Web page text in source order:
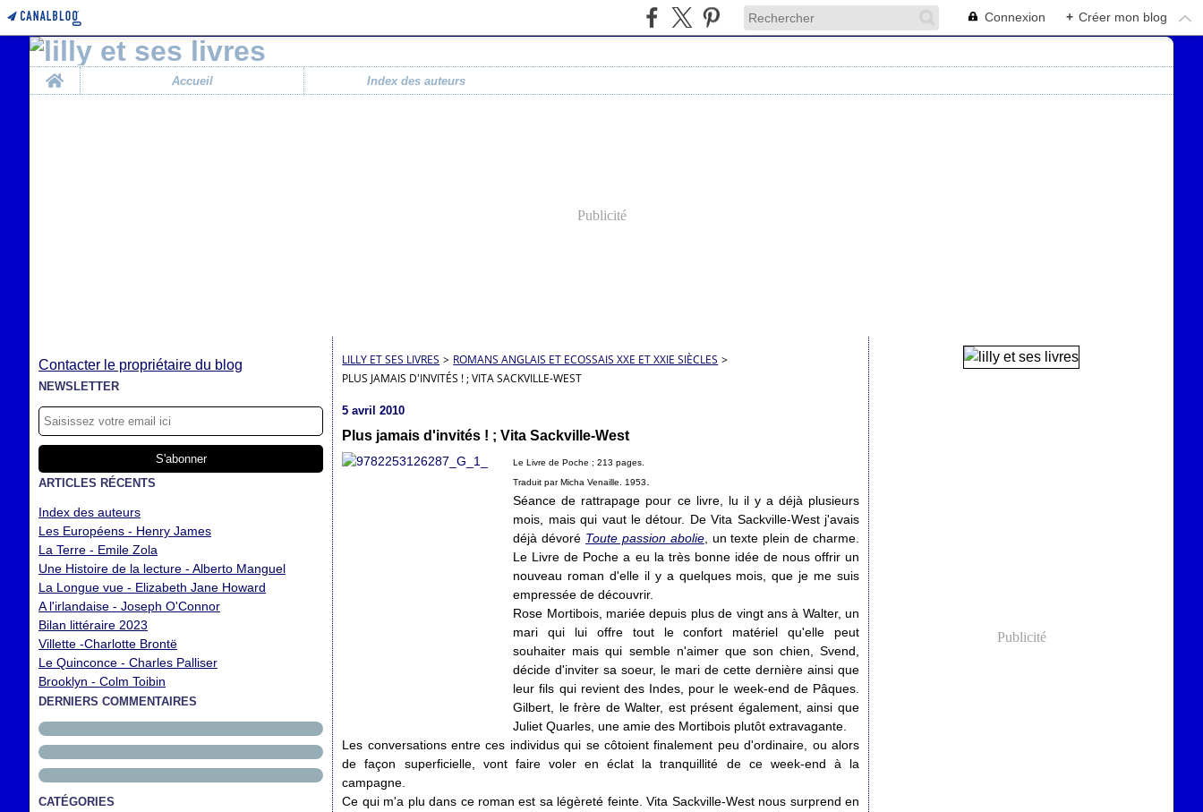
Connexion + Créer mon blog
Home
Accueil Index des auteurs
Publicité
Contacter le propriétaire du blog
NEWSLETTER
ARTICLES RÉCENTS
Index des auteurs
Les Européens - Henry James
La Terre - Emile Zola
Une Histoire de la lecture - Alberto Manguel
La Longue vue - Elizabeth Jane Howard
A l'irlandaise - Joseph O'Connor
Bilan littéraire 2023
Villette -Charlotte Brontë
Le Quinconce - Charles Palliser
Brooklyn - Colm Toibin
DERNIERS COMMENTAIRES
CATÉGORIES
LILLY ET SES LIVRES > ROMANS ANGLAIS ET ECOSSAIS XXE ET XXIE SIÈCLES >
PLUS JAMAIS D'INVITÉS ! ; VITA SACKVILLE-WEST
5 avril 2010
Plus jamais d'invités ! ; Vita Sackville-West
Le Livre de Poche ; 213 pages.
Traduit par Micha Venaille. 1953
Séance de rattrapage pour ce livre, lu il y a déjà plusieurs
mois, mais qui vaut le détour. De Vita Sackville-West j'avais
déjà dévoré Toute passion abolie, un texte plein de charme.
Le Livre de Poche a eu la très bonne idée de nous offrir un
nouveau roman d'elle il y a quelques mois, que je me suis
empressée de découvrir.
Rose Mortibois, mariée depuis plus de vingt ans à Walter, un
mari qui lui offre tout le confort matériel qu'elle peut
souhaiter mais qui semble n'aimer que son chien, Svend,
décide d'inviter sa soeur, le mari de cette dernière ainsi que
leur fils qui revient des Indes, pour le week-end de Pâques.
Gilbert, le frère de Walter, est présent également, ainsi que
Juliet Quarles, une amie des Mortibois plutôt extravagante.
Les conversations entre ces individus qui se côtoient finalement peu d'ordinaire, ou alors
de façon superficielle, vont faire voler en éclat la tranquillité de ce week-end à la
campagne.
Ce qui m'a plu dans ce roman est sa légèreté feinte. Vita Sackville-West nous surprend en
Publicité